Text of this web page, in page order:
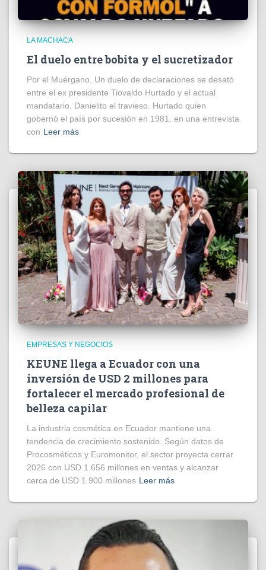
LA MACHACA
El duelo entre bobita y el sucretizador
Por el Muérgano. Un duelo de declaraciones se desató
entre el ex presidente Tiovaldo Hurtado y el actual
mandatario, Danielito el travieso. Hurtado quien
gobernó el país por sucesión en 1981, en una entrevista
con Leer más
EMPRESAS Y NEGOCIOS
KEUNE llega a Ecuador con una
inversión de USD 2 millones para
fortalecer el mercado profesional de
belleza capilar
La industria cosmética en Ecuador mantiene una
tendencia de crecimiento sostenido. Según datos de
Procosméticos y Euromonitor, el sector proyecta cerrar
2026 con USD 1.656 millones en ventas y alcanzar
cerca de USD 1.900 millones Leer más